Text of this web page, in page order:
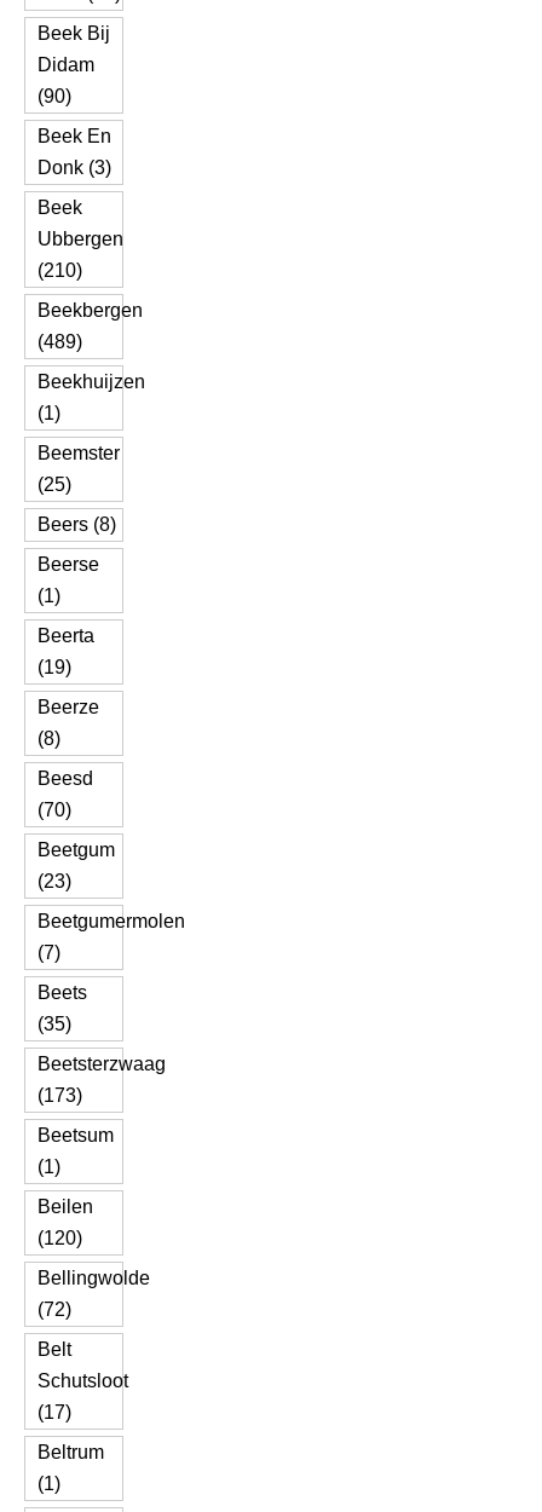
Beek Bij
Didam
(90)
Beek En
Donk (3)
Beek
Ubbergen
(210)
Beekbergen
(489)
Beekhuijzen
(1)
Beemster
(25)
Beers (8)
Beerse
(1)
Beerta
(19)
Beerze
(8)
Beesd
(70)
Beetgum
(23)
Beetgumermolen
(7)
Beets
(35)
Beetsterzwaag
(173)
Beetsum
(1)
Beilen
(120)
Bellingwolde
(72)
Belt
Schutsloot
(17)
Beltrum
(1)